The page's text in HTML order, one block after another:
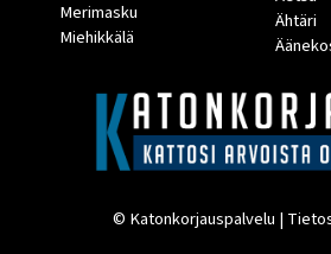
Merimasku
Miehikkälä
Ähtäri
© Katonkorjauspalvelu |